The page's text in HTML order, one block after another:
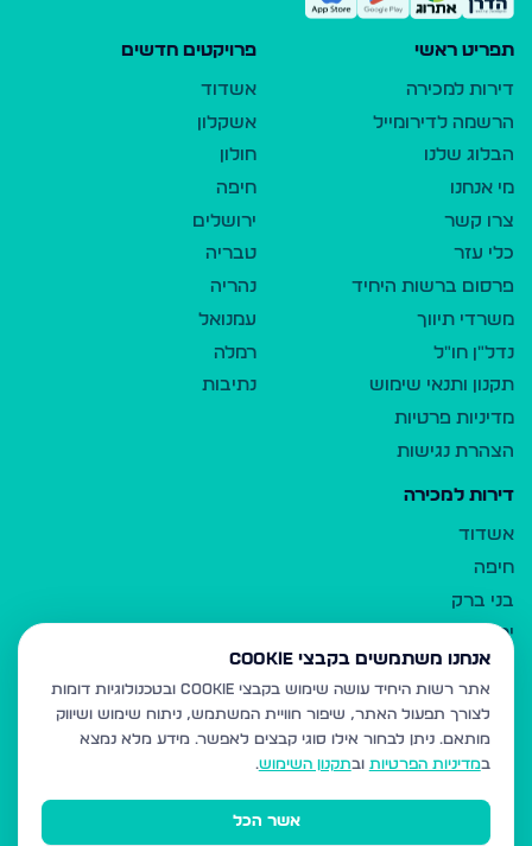
תפריט ראשי
דירות למכירה
הרשמה לדירומייל
הבלוג שלנו
מי אנחנו
צרו קשר
כלי עזר
פרסום ברשות היחיד
משרדי תיווך
נדל"ן חו"ל
תקנון ותנאי שימוש
מדיניות פרטיות
הצהרת נגישות
פרויקטים חדשים
אשדוד
אשקלון
חולון
חיפה
ירושלים
טבריה
נהריה
עמנואל
רמלה
נתיבות
דירות למכירה
אשדוד
חיפה
בני ברק
ירושלים
אלעד
גבעת זאב
בית שמש
רכסים
מודיעין עילית
אנחנו משתמשים בקבצי Cookie
אתר רשות היחיד עושה שימוש בקבצי Cookie ובטכנולוגיות דומות
לצורך תפעול האתר, שיפור חוויית המשתמש, ניתוח שימוש ושיווק
מותאם. ניתן לבחור אילו סוגי קבצים לאפשר. מידע מלא נמצא
במדיניות הפרטיות ובתקנון השימוש.
אשר הכל